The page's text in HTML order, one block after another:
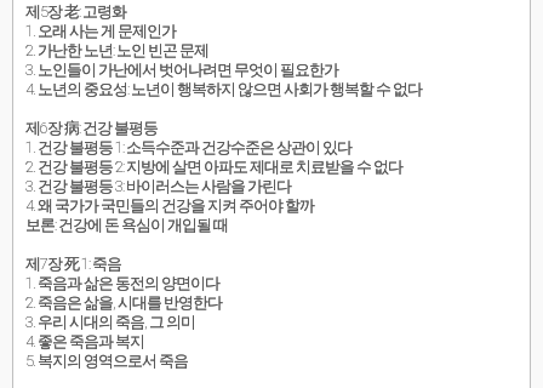
제5장 老: 고령화
1. 오래 사는 게 문제인가
2. 가난한 노년: 노인 빈곤 문제
3. 노인들이 가난에서 벗어나려면 무엇이 필요한가
4. 노년의 중요성: 노년이 행복하지 않으면 사회가 행복할 수 없다
제6장 病: 건강 불평등
1. 건강 불평등 1: 소득수준과 건강수준은 상관이 있다
2. 건강 불평등 2: 지방에 살면 아파도 제대로 치료받을 수 없다
3. 건강 불평등 3: 바이러스는 사람을 가린다
4. 왜 국가가 국민들의 건강을 지켜 주어야 할까
보론: 건강에 돈 욕심이 개입될 때
제7장 死 1: 죽음
1. 죽음과 삶은 동전의 양면이다
2. 죽음은 삶을, 시대를 반영한다
3. 우리 시대의 죽음, 그 의미
4. 좋은 죽음과 복지
5. 복지의 영역으로서 죽음